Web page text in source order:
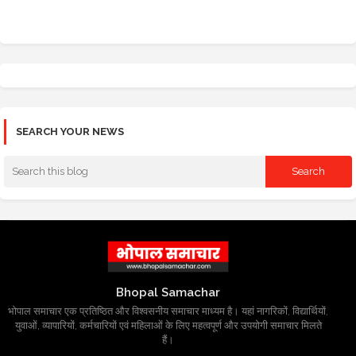
SEARCH YOUR NEWS
Bhopal Samachar
भोपाल समाचार एक प्रतिष्ठित और विश्वसनीय समाचार माध्यम है। यहां नागरिकों, विद्यार्थियों,
युवाओं, व्यापारियों, कर्मचारियों एवं महिलाओं के लिए महत्वपूर्ण और उपयोगी समाचार मिलते
हैं।